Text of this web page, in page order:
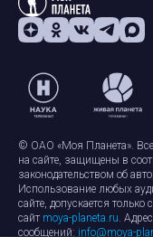
© ОАО «Моя Планета».
на сайте, защищены в
законодательством об
Использование любых
сайте, допускается
сайт moya-planeta.ru.
сообщений: info@moya-